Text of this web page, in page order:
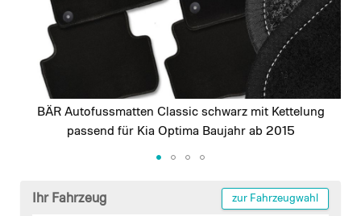
BÄR Autofussmatten Classic schwarz mit Kettelung
passend für Kia Optima Baujahr ab 2015
Ihr Fahrzeug zur Fahrzeugwahl